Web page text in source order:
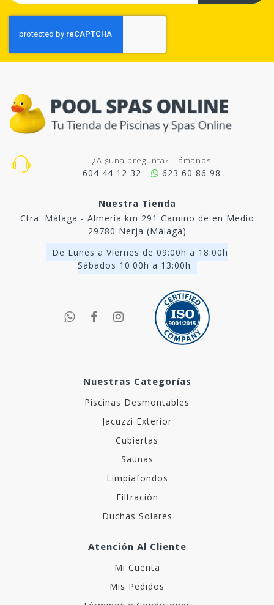
¿Alguna pregunta? Llámanos
604 44 12 32 - 623 60 86 98
Nuestra Tienda
Ctra. Málaga - Almería km 291 Camino de en Medio
29780 Nerja (Málaga)
De Lunes a Viernes de 09:00h a 18:00h
Sábados 10:00h a 13:00h
Nuestras Categorías
Piscinas Desmontables
Jacuzzi Exterior
Cubiertas
Saunas
Limpiafondos
Filtración
Duchas Solares
Atención Al Cliente
Mi Cuenta
Mis Pedidos